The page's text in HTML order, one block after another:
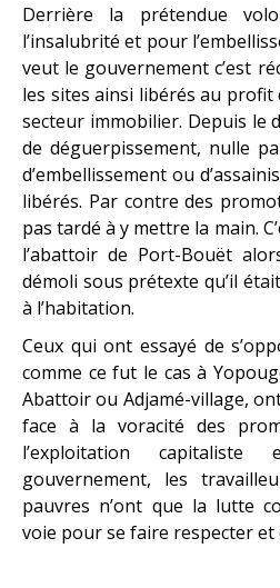
Derrière la prétendue
l’insalubrité et pour
veut le gouvernement c’est
les sites ainsi libérés au profit
secteur immobilier. Depuis le
de déguerpissement, nulle
d’embellissement ou
libérés. Par contre des
pas tardé à y mettre la main.
l’abattoir de Port-Bouët
démoli sous prétexte qu’il
à l’habitation.
Ceux qui ont essayé de
comme ce fut le cas à
Abattoir ou Adjamé-village,
face à la voracité des
l’exploitation
gouvernement, les
pauvres n’ont que la lutte
voie pour se faire respecter